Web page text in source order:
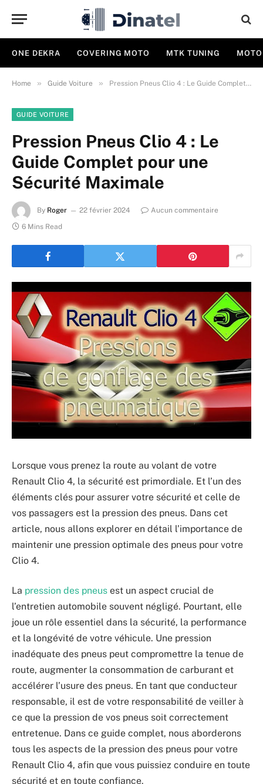
ONE DEKRA COVERING MOTO MTK TUNING
Home » Guide Voiture » Pression Pneus Clio 4 : Le Guide Complet pour une Sécurité Maximale
GUIDE VOITURE
Pression Pneus Clio 4 : Le
Guide Complet pour une
Sécurité Maximale
By Roger 22 février 2024
Aucun commentaire
6 Mins Read
Lorsque vous prenez la route au volant de votre
Renault Clio 4, la sécurité est primordiale. Et l’un des
éléments clés pour assurer votre sécurité et celle de
vos passagers est la pression des pneus. Dans cet
article, nous allons explorer en détail l’importance de
maintenir une pression optimale des pneus pour votre
Clio 4.
La pression des pneus est un aspect crucial de
l’entretien automobile souvent négligé. Pourtant, elle
joue un rôle essentiel dans la sécurité, la performance
et la longévité de votre véhicule. Une pression
inadéquate des pneus peut compromettre la tenue de
route, augmenter la consommation de carburant et
accélérer l’usure des pneus. En tant que conducteur
responsable, il est de votre responsabilité de veiller à
ce que la pression de vos pneus soit correctement
entretenue. Dans ce guide complet, nous aborderons
tous les aspects de la pression des pneus pour votre
Renault Clio 4, afin que vous puissiez conduire en toute
sécurité et en toute confiance.